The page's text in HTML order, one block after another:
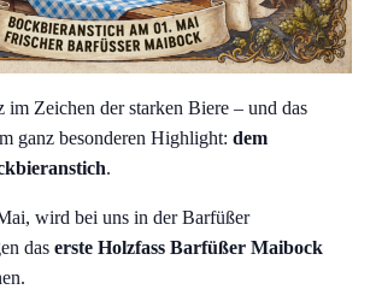
im Zeichen der starken Biere – und das
ganz besonderen Highlight: dem
.
wird bei uns in der Barfüßer
das erste Holzfass Barfüßer Maibock